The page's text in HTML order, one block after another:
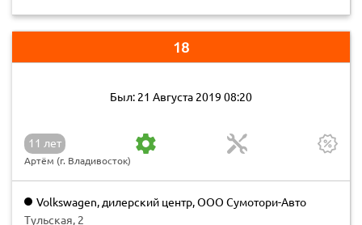
18
Был: 21 Августа 2019 08:20
11 лет
Артём (г. Владивосток)
Volkswagen, дилерский центр, ООО Сумотори-Авто
Тульская, 2